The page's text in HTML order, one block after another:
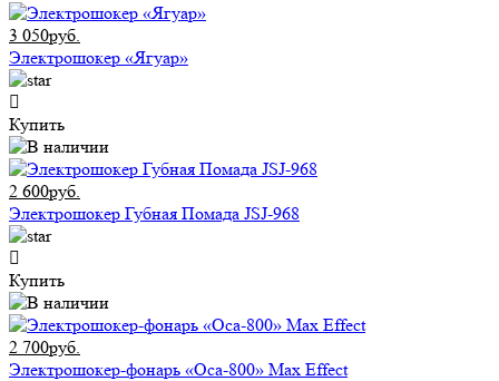
3 050руб.
Электрошокер «Ягуар»
Купить
2 600руб.
Электрошокер Губная Помада JSJ-968
Купить
2 700руб.
Электрошокер-фонарь «Оса-800» Max Effect